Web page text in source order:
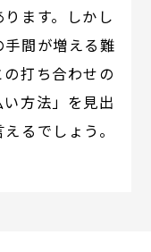
ます。しかし
間が増える難
打ち合わせの
方法」を見出
るでしょう。